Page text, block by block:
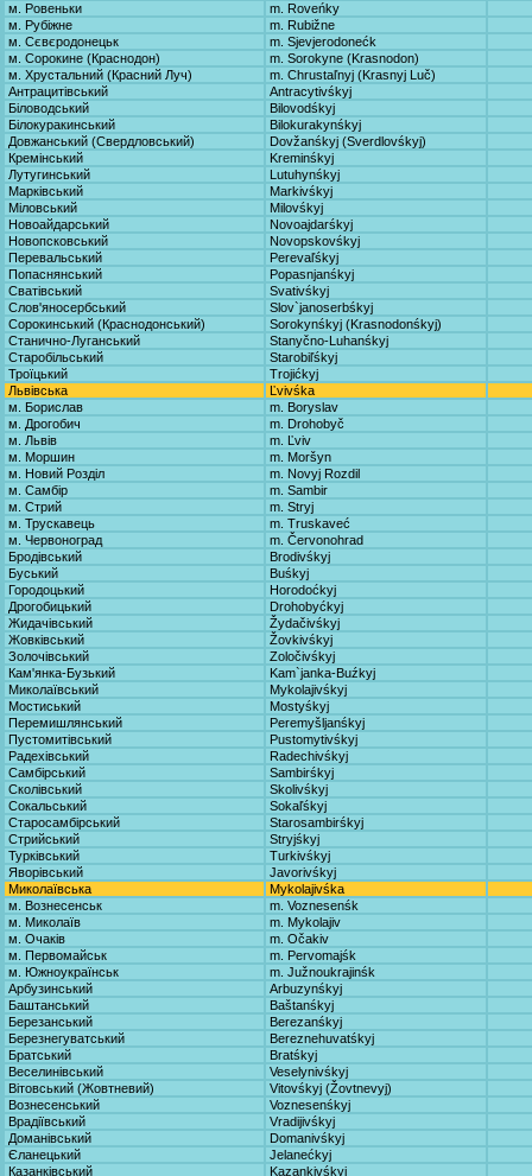
м. Ровеньки
m. Roveńky
м. Рубіжне
m. Rubižne
м. Сєвєродонецьк
m. Sjevjerodonećk
м. Сорокине (Краснодон)
m. Sorokyne (Krasnodon)
м. Хрустальний (Красний Луч)
m. Chrustaľnyj (Krasnyj Luč)
Антрацитівський
Antracytivśkyj
Біловодський
Bilovodśkyj
Білокуракинський
Bilokurakynśkyj
Довжанський (Свердловський)
Dovžanśkyj (Sverdlovśkyj)
Кремінський
Kreminśkyj
Лутугинський
Lutuhynśkyj
Марківський
Markivśkyj
Міловський
Milovśkyj
Новоайдарський
Novoajdarśkyj
Новопсковський
Novopskovśkyj
Перевальський
Perevaľśkyj
Попаснянський
Popasnjanśkyj
Сватівський
Svativśkyj
Слов'яносербський
Slov`janoserbśkyj
Сорокинський (Краснодонський)
Sorokynśkyj (Krasnodonśkyj)
Станично-Луганський
Stanyčno-Luhanśkyj
Старобільський
Starobiľśkyj
Троїцький
Trojićkyj
Львівська
Ľvivśka
м. Борислав
m. Boryslav
м. Дрогобич
m. Drohobyč
м. Львів
m. Ľviv
м. Моршин
m. Moršyn
м. Новий Розділ
m. Novyj Rozdil
м. Самбір
m. Sambir
м. Стрий
m. Stryj
м. Трускавець
m. Truskaveć
м. Червоноград
m. Červonohrad
Бродівський
Brodivśkyj
Буський
Buśkyj
Городоцький
Horodoćkyj
Дрогобицький
Drohobyćkyj
Жидачівський
Žydačivśkyj
Жовківський
Žovkivśkyj
Золочівський
Zoločivśkyj
Кам'янка-Бузький
Kam`janka-Buźkyj
Миколаївський
Mykolajivśkyj
Мостиський
Mostyśkyj
Перемишлянський
Peremyšljanśkyj
Пустомитівський
Pustomytivśkyj
Радехівський
Radechivśkyj
Самбірський
Sambirśkyj
Сколівський
Skolivśkyj
Сокальський
Sokaľśkyj
Старосамбірський
Starosambirśkyj
Стрийський
Stryjśkyj
Турківський
Turkivśkyj
Яворівський
Javorivśkyj
Миколаївська
Mykolajivśka
м. Вознесенськ
m. Voznesenśk
м. Миколаїв
m. Mykolajiv
м. Очаків
m. Očakiv
м. Первомайськ
m. Pervomajśk
м. Южноукраїнськ
m. Južnoukrajinśk
Арбузинський
Arbuzynśkyj
Баштанський
Baštanśkyj
Березанський
Berezanśkyj
Березнегуватський
Bereznehuvatśkyj
Братський
Bratśkyj
Веселинівський
Veselynivśkyj
Вітовський (Жовтневий)
Vitovśkyj (Žovtnevyj)
Вознесенський
Voznesenśkyj
Врадіївський
Vradijivśkyj
Доманівський
Domanivśkyj
Єланецький
Jelanećkyj
Казанківський
Kazankivśkyj